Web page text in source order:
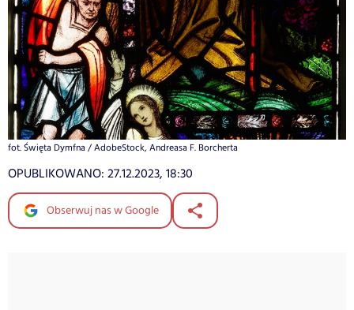
fot. Święta Dymfna / AdobeStock, Andreasa F. Borcherta
OPUBLIKOWANO: 27.12.2023, 18:30
Obserwuj nas w Google